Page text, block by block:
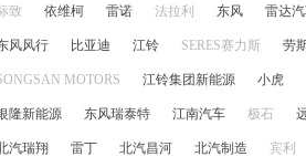
致 依维柯 雷诺 法拉利 东风 雷达
风风行 比亚迪 江铃 SERES赛力斯 劳
MOTORS 江铃集团新能源 小虎
隆新能源 东风瑞泰特 江南汽车 极石
汽瑞翔 雷丁 北汽昌河 北汽制造 宾利